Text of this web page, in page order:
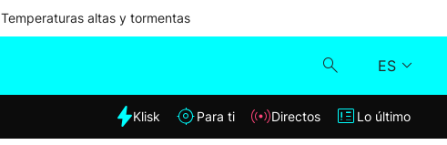
Temperaturas altas y tormentas
ES
Klisk
Klisk Para ti Directos Lo último